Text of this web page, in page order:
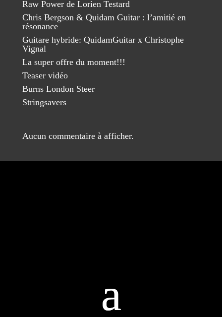
Raw Power de Lorien Testard
Chris Bergson & Quidam Guitar : l’amitié en
résonance
Guitare hybride: QuidamGuitar x Christophe
Vignal
La super offre du moment!!!
Teaser vidéo
Burns London Steer
Stringsavers
Aucun commentaire à afficher.